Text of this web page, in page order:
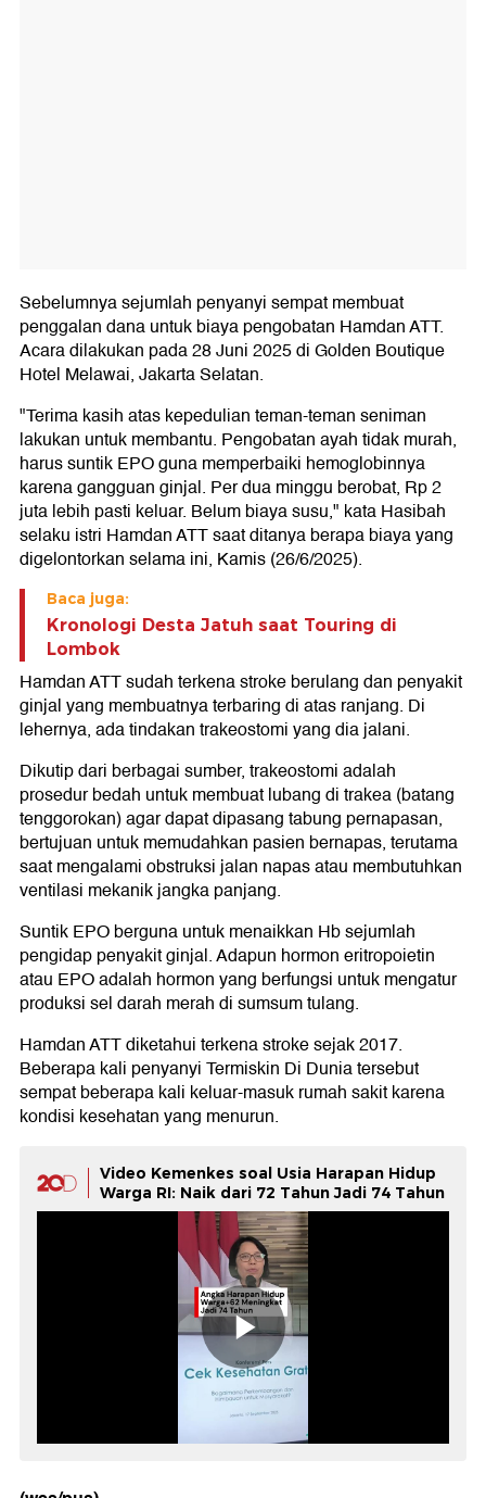
Sebelumnya sejumlah penyanyi sempat membuat
penggalan dana untuk biaya pengobatan Hamdan ATT.
Acara dilakukan pada 28 Juni 2025 di Golden Boutique
Hotel Melawai, Jakarta Selatan.
"Terima kasih atas kepedulian teman-teman seniman
lakukan untuk membantu. Pengobatan ayah tidak murah,
harus suntik EPO guna memperbaiki hemoglobinnya
karena gangguan ginjal. Per dua minggu berobat, Rp 2
juta lebih pasti keluar. Belum biaya susu," kata Hasibah
selaku istri Hamdan ATT saat ditanya berapa biaya yang
digelontorkan selama ini, Kamis (26/6/2025).
Baca juga:
Kronologi Desta Jatuh saat Touring di
Lombok
Hamdan ATT sudah terkena stroke berulang dan penyakit
ginjal yang membuatnya terbaring di atas ranjang. Di
lehernya, ada tindakan trakeostomi yang dia jalani.
Dikutip dari berbagai sumber, trakeostomi adalah
prosedur bedah untuk membuat lubang di trakea (batang
tenggorokan) agar dapat dipasang tabung pernapasan,
bertujuan untuk memudahkan pasien bernapas, terutama
saat mengalami obstruksi jalan napas atau membutuhkan
ventilasi mekanik jangka panjang.
Suntik EPO berguna untuk menaikkan Hb sejumlah
pengidap penyakit ginjal. Adapun hormon eritropoietin
atau EPO adalah hormon yang berfungsi untuk mengatur
produksi sel darah merah di sumsum tulang.
Hamdan ATT diketahui terkena stroke sejak 2017.
Beberapa kali penyanyi Termiskin Di Dunia tersebut
sempat beberapa kali keluar-masuk rumah sakit karena
kondisi kesehatan yang menurun.
Video Kemenkes soal Usia Harapan Hidup
Warga RI: Naik dari 72 Tahun Jadi 74 Tahun